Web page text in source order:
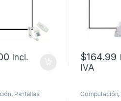
Incl.
$164.99
IVA
, Pantallas Computación,